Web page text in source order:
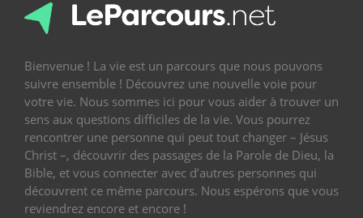
Bienvenue ! La vie est un parcours que nous pouvons
suivre ensemble ! Découvrez une nouvelle voie pour
votre vie. Nous sommes ici pour vous aider à trouver un
sens aux questions difficiles de la vie. Vous pourrez
rencontrer une personne qui peut tout changer – Jésus
Christ –, découvrir des passages de la Parole de Dieu, la
Bible, et vous connecter avec d’autres personnes qui
découvrent ce même parcours. Nous espérons que vous
reviendrez encore et encore !